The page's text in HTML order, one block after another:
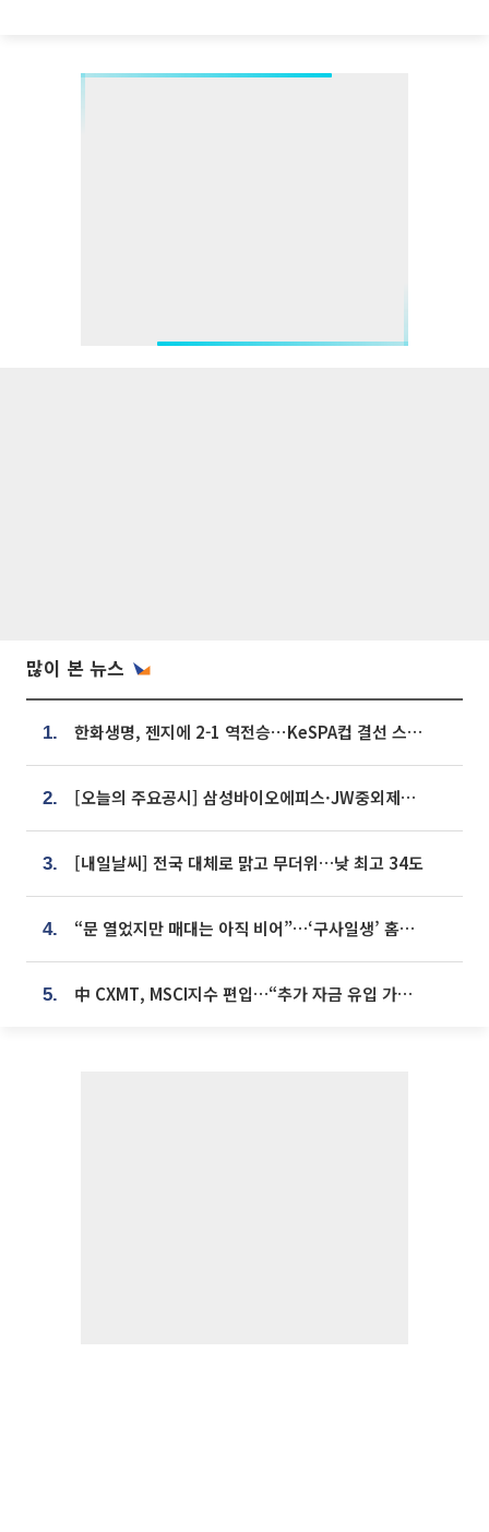
많이 본 뉴스
1. 한화생명, 젠지에 2-1 역전승⋯KeSPA컵 결선 스테이지 2 직행
2. [오늘의 주요공시] 삼성바이오에피스·JW중외제약·한미반도체·SK바이오사이언스 등
3. [내일날씨] 전국 대체로 맑고 무더위…낮 최고 34도
4. “문 열었지만 매대는 아직 비어”…‘구사일생’ 홈플러스, 정상화 시험대[르포]
5. 中 CXMT, MSCI지수 편입…“추가 자금 유입 가능성”